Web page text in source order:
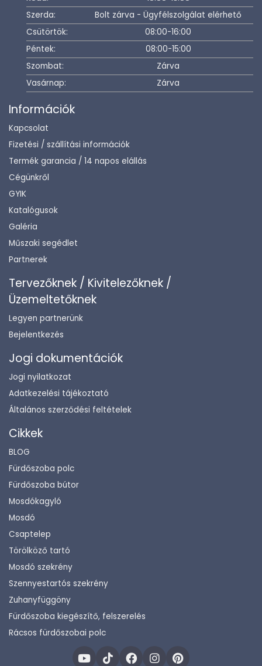
Szerda:
Bolt zárva - Ügyfélszolgálat elérhető
Csütörtök:
08:00-16:00
Péntek:
08:00-15:00
Szombat:
Zárva
Vasárnap:
Zárva
Információk
Kapcsolat
Fizetési / szállítási információk
Termék garancia / 14 napos elállás
Cégünkről
GYIK
Katalógusok
Galéria
Műszaki segédlet
Partnerek
Tervezőknek / Kivitelezőknek /
Üzemeltetőknek
Legyen partnerünk
Bejelentkezés
Jogi dokumentációk
Jogi nyilatkozat
Adatkezelési tájékoztató
Általános szerződési feltételek
Cikkek
BLOG
Fürdőszoba polc
Fürdőszoba bútor
Mosdókagyló
Mosdó
Csaptelep
Törölköző tartó
Mosdó szekrény
Szennyestartós szekrény
Zuhanyfüggöny
Fürdőszoba kiegészítő, felszerelés
Rácsos fürdőszobai polc